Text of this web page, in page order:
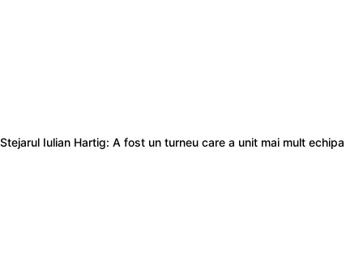
Stejarul Iulian Hartig: A fost un turneu care a unit mai mult echipa